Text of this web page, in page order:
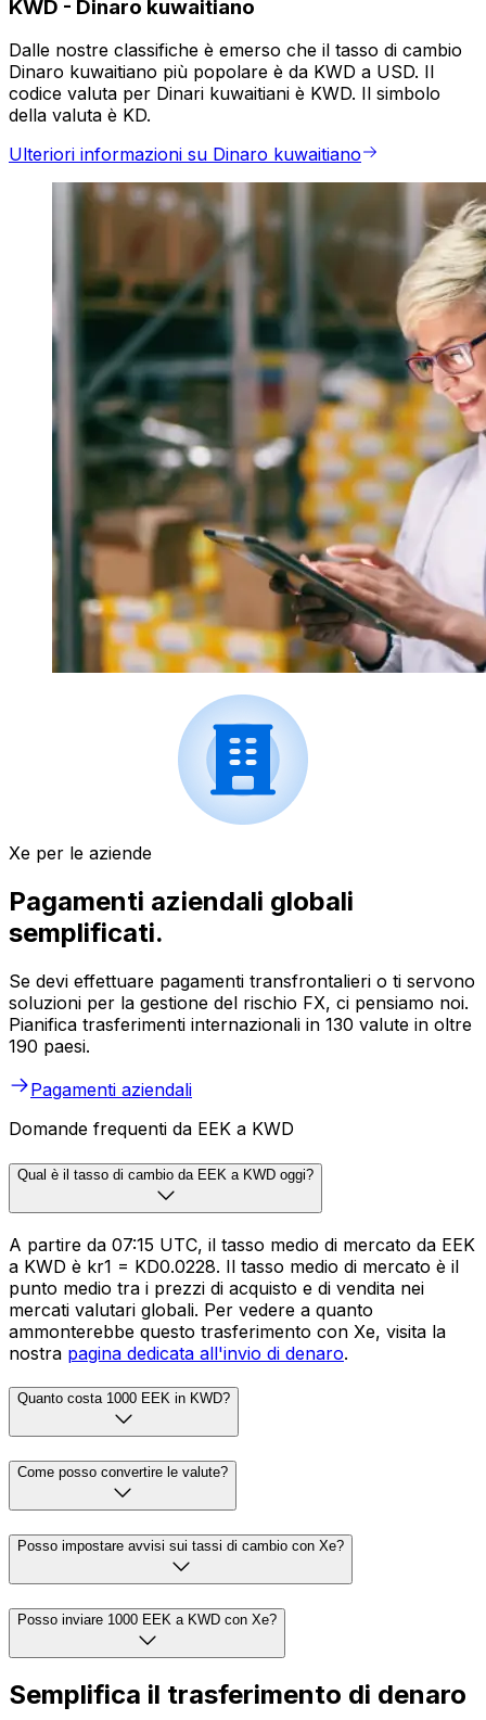
KWD - Dinaro kuwaitiano
Dalle nostre classifiche è emerso che il tasso di cambio
Dinaro kuwaitiano più popolare è da KWD a USD. Il
codice valuta per Dinari kuwaitiani è KWD. Il simbolo
della valuta è KD.
Ulteriori informazioni su Dinaro kuwaitiano
Xe per le aziende
Pagamenti aziendali globali
semplificati.
Se devi effettuare pagamenti transfrontalieri o ti servono
soluzioni per la gestione del rischio FX, ci pensiamo noi.
Pianifica trasferimenti internazionali in 130 valute in oltre
190 paesi.
Pagamenti aziendali
Domande frequenti da EEK a KWD
Qual è il tasso di cambio da EEK a KWD oggi?
A partire da 07:15 UTC, il tasso medio di mercato da EEK
a KWD è kr1 = KD0.0228. Il tasso medio di mercato è il
punto medio tra i prezzi di acquisto e di vendita nei
mercati valutari globali. Per vedere a quanto
ammonterebbe questo trasferimento con Xe, visita la
nostra pagina dedicata all'invio di denaro.
Quanto costa 1000 EEK in KWD?
Come posso convertire le valute?
Posso impostare avvisi sui tassi di cambio con Xe?
Posso inviare 1000 EEK a KWD con Xe?
Semplifica il trasferimento di denaro